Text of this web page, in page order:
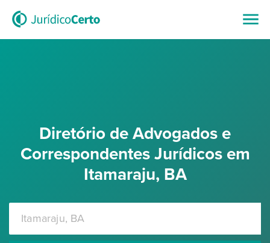
Diretório de Advogados e
Correspondentes Jurídicos em
Itamaraju, BA